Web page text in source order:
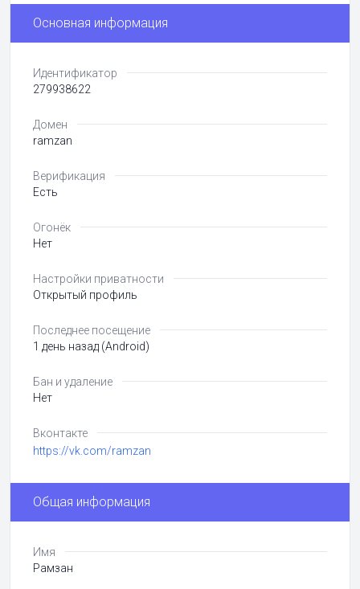
Основная информация
Идентификатор
279938622
Домен
ramzan
Верификация
Есть
Огонёк
Нет
Настройки приватности
Открытый профиль
Последнее посещение
1 день назад (Android)
Бан и удаление
Нет
Вконтакте
https://vk.com/ramzan
Общая информация
Имя
Рамзан